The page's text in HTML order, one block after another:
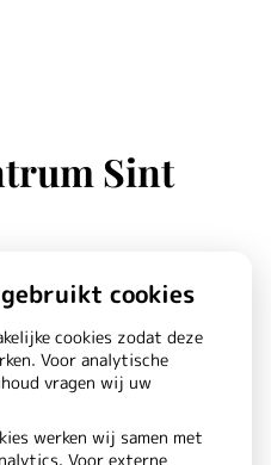
Sint
cookies
cookies zodat deze
Voor analytische
vragen wij uw
werken wij samen met
Voor externe